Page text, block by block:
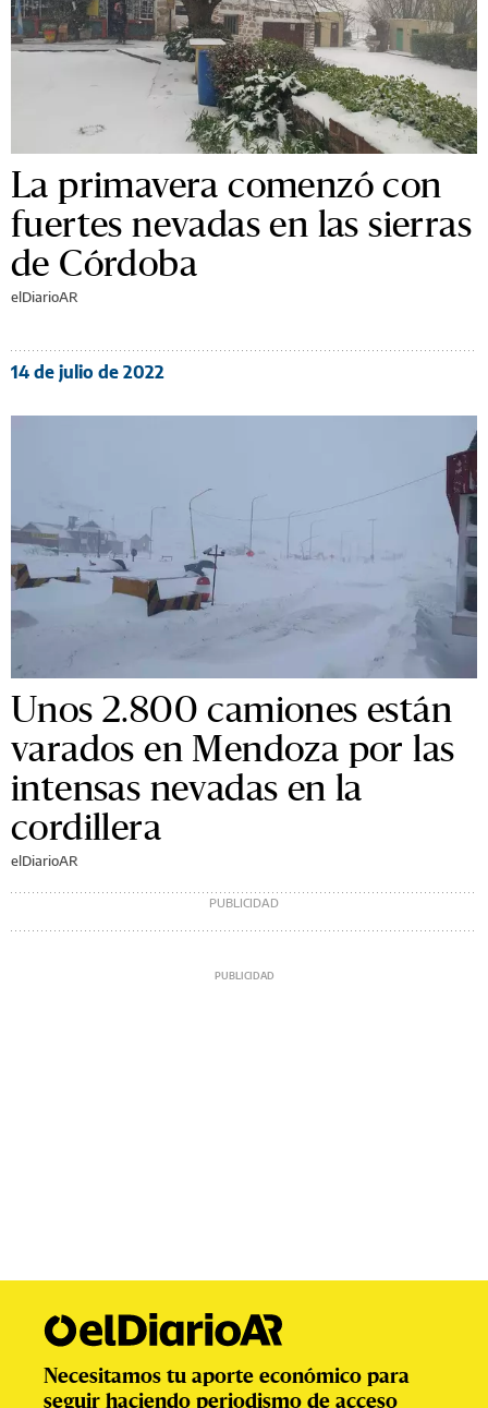
La primavera comenzó con
fuertes nevadas en las sierras
de Córdoba
elDiarioAR
14 de julio de 2022
Unos 2.800 camiones están
varados en Mendoza por las
intensas nevadas en la
cordillera
elDiarioAR
Necesitamos tu aporte económico para
seguir haciendo periodismo de acceso